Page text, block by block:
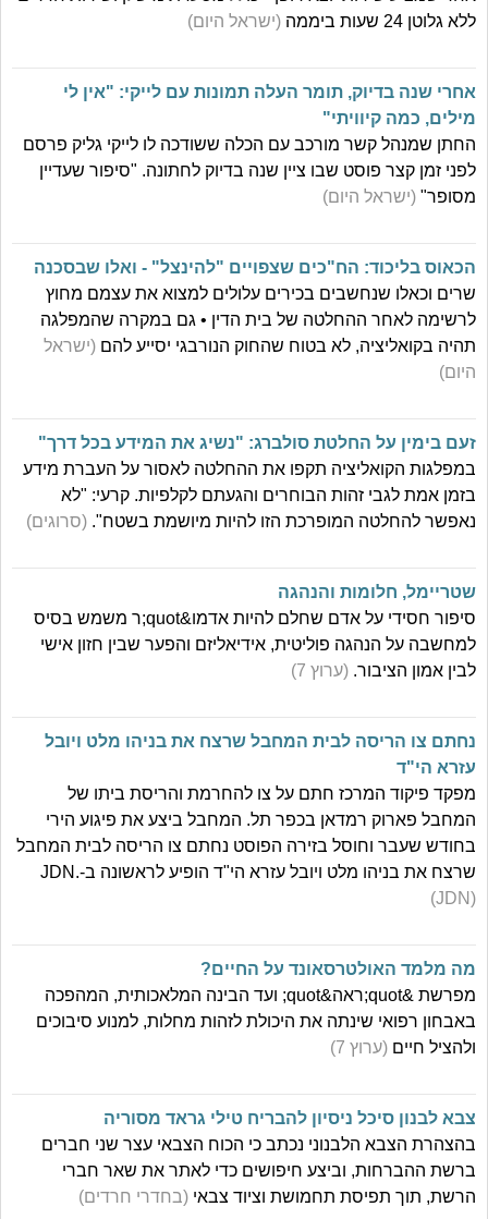
ללא גלוטן 24 שעות ביממה
(ישראל היום)
אחרי שנה בדיוק, תומר העלה תמונות עם לייקי: "אין לי
מילים, כמה קיוויתי"
החתן שמנהל קשר מורכב עם הכלה ששודכה לו לייקי גליק פרסם
לפני זמן קצר פוסט שבו ציין שנה בדיוק לחתונה. "סיפור שעדיין
מסופר" (ישראל היום)
הכאוס בליכוד: הח"כים שצפויים "להינצל" - ואלו שבסכנה
שרים וכאלו שנחשבים בכירים עלולים למצוא את עצמם מחוץ
לרשימה לאחר ההחלטה של בית הדין • גם במקרה שהמפלגה
תהיה בקואליציה, לא בטוח שהחוק הנורבגי יסייע להם (ישראל
היום)
זעם בימין על החלטת סולברג: "נשיג את המידע בכל דרך"
במפלגות הקואליציה תקפו את ההחלטה לאסור על העברת מידע
בזמן אמת לגבי זהות הבוחרים והגעתם לקלפיות. קרעי: "לא
נאפשר להחלטה המופרכת הזו להיות מיושמת בשטח". (סרוגים)
שטריימל, חלומות והנהגה
סיפור חסידי על אדם שחלם להיות אדמו&quot;ר משמש בסיס
למחשבה על הנהגה פוליטית, אידיאליזם והפער שבין חזון אישי
לבין אמון הציבור. (ערוץ 7)
נחתם צו הריסה לבית המחבל שרצח את בניהו מלט ויובל
עזרא הי"ד
מפקד פיקוד המרכז חתם על צו להחרמת והריסת ביתו של
המחבל פארוק רמדאן בכפר תל. המחבל ביצע את פיגוע הירי
בחודש שעבר וחוסל בזירה הפוסט נחתם צו הריסה לבית המחבל
שרצח את בניהו מלט ויובל עזרא הי"ד הופיע לראשונה ב-JDN.
(JDN)
מה מלמד האולטרסאונד על החיים?
מפרשת &quot;ראה&quot; ועד הבינה המלאכותית, המהפכה
באבחון רפואי שינתה את היכולת לזהות מחלות, למנוע סיבוכים
ולהציל חיים (ערוץ 7)
צבא לבנון סיכל ניסיון להבריח טילי גראד מסוריה
בהצהרת הצבא הלבנוני נכתב כי הכוח הצבאי עצר שני חברים
ברשת ההברחות, וביצע חיפושים כדי לאתר את שאר חברי
הרשת, תוך תפיסת תחמושת וציוד צבאי (בחדרי חרדים)